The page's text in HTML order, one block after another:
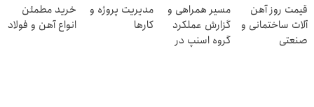
انقلاب
کنی! 👈🏻
پرسش‌نامه
قیمت روز آهن
آلات ساختمانی و
صنعتی
مسیر همراهی و
گزارش عملکرد
گروه اسنپ در
مدیریت پروژه و
کارها
خرید مطمئن
انواع آهن و فولاد